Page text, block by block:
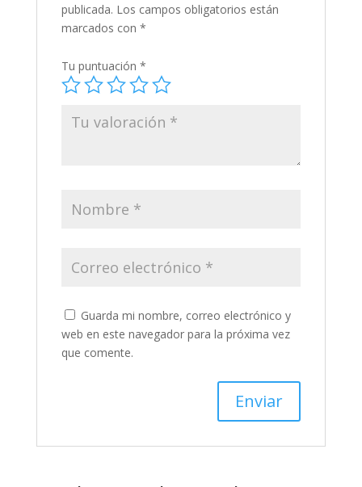
publicada. Los campos obligatorios están
marcados con *
Tu puntuación *
Guarda mi nombre, correo electrónico y
web en este navegador para la próxima vez
que comente.